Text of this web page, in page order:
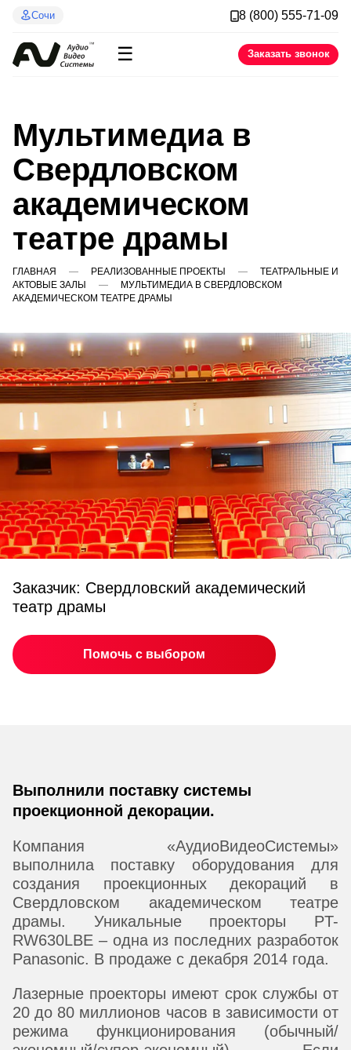
Сочи 8 (800) 555-71-09
☰ Заказать звонок
Мультимедиа в
Свердловском
академическом
театре драмы
ГЛАВНАЯ РЕАЛИЗОВАННЫЕ ПРОЕКТЫ
ТЕАТРАЛЬНЫЕ И
АКТОВЫЕ ЗАЛЫ
МУЛЬТИМЕДИА В СВЕРДЛОВСКОМ
АКАДЕМИЧЕСКОМ ТЕАТРЕ ДРАМЫ
Заказчик: Свердловский академический
театр драмы
Помочь с выбором
Выполнили поставку системы
проекционной декорации.
Компания «АудиоВидеоСистемы»
выполнила поставку оборудования для
создания проекционных декораций в
Свердловском академическом театре
драмы. Уникальные проекторы PT-
RW630LBE – одна из последних разработок
Panasonic. В продаже с декабря 2014 года.
Лазерные проекторы имеют срок службы от
20 до 80 миллионов часов в зависимости от
режима функционирования (обычный/